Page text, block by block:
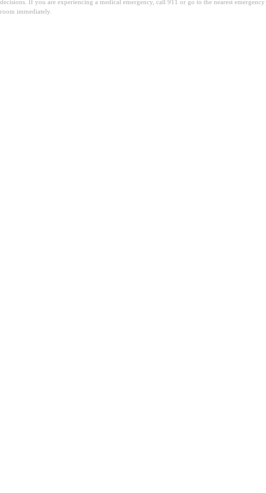
decisions. If you are experiencing a medical emergency, call 911 or go to the nearest emergency
room immediately.